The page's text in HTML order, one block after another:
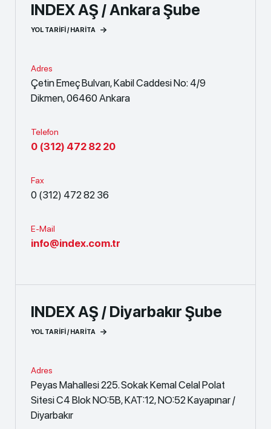
INDEX AŞ / Ankara Şube
YOL TARİFİ / HARİTA
Adres
Çetin Emeç Bulvarı, Kabil Caddesi No: 4/9
Dikmen, 06460 Ankara
Telefon
0 (312) 472 82 20
Fax
0 (312) 472 82 36
E-Mail
info@index.com.tr
INDEX AŞ / Diyarbakır Şube
YOL TARİFİ / HARİTA
Adres
Peyas Mahallesi 225. Sokak Kemal Celal Polat
Sitesi C4 Blok NO:5B, KAT:12, NO:52 Kayapınar /
Diyarbakır